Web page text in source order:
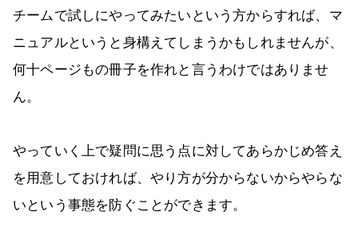
チームで試しにやってみたいという方からすれば、マ
ニュアルというと身構えてしまうかもしれませんが、
何十ページもの冊子を作れと言うわけではありませ
ん。
やっていく上で疑問に思う点に対してあらかじめ答え
を用意しておければ、やり方が分からないからやらな
いという事態を防ぐことができます。